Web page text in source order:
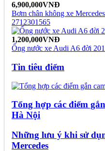
6,900,000VNĐ
Bơm chân không xe
2712301565
1,200,000VNĐ
Ống nước xe Audi A6 đời
Tin tiêu điểm
Tổng hợp các điểm
Hà Nội
Những lưu ý khi sử
Mercedes